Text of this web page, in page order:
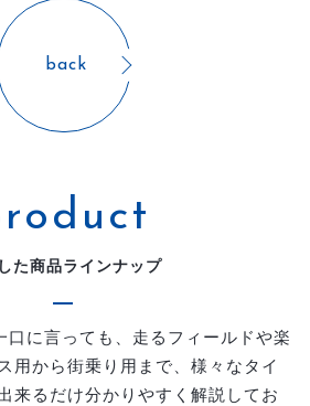
back
た商品ラインナップ
口に言っても、走るフィールドや楽
用から街乗り用まで、様々なタイ
来るだけ分かりやすく解説してお